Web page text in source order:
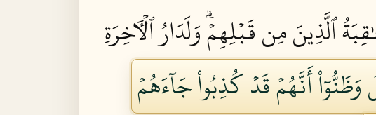
ٱلَّذِينَ مِن قَبۡلِهِمۡۗ وَلَدَارُ ٱلۡأٓخِرَةِ
أَنَّهُمۡ قَدۡ كُذِبُواْ جَآءَهُمۡ